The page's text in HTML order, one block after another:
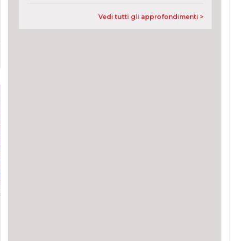
Vedi tutti gli approfondimenti >